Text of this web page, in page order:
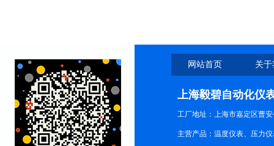
网站首页 关
上海毅碧自动化仪
工厂地址：上海市嘉定区曹安
主营产品：温度仪表、压力